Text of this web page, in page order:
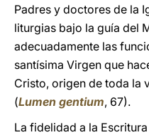
Padres y doctores de la
liturgias bajo la guía del
adecuadamente las
santísima Virgen que
Cristo, origen de toda la
(Lumen gentium, 67).
La fidelidad a la